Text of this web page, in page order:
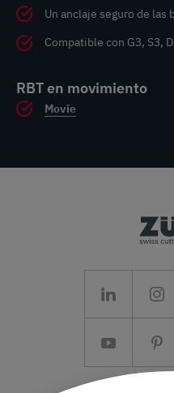
Un anclaje seguro de las
Compatible con G3, S3,
RBT en movimiento
Movie